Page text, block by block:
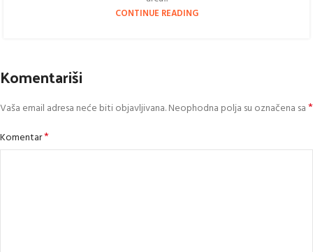
CONTINUE READING
Komentariši
Vaša email adresa neće biti objavljivana.Neophodna polja su označena sa*
Komentar*